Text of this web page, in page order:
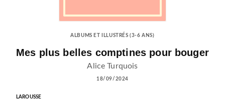
ALBUMS ET ILLUSTRÉS (3-6 ANS)
Mes plus belles comptines pour bouger
Alice Turquois
18/09/2024
LAROUSSE